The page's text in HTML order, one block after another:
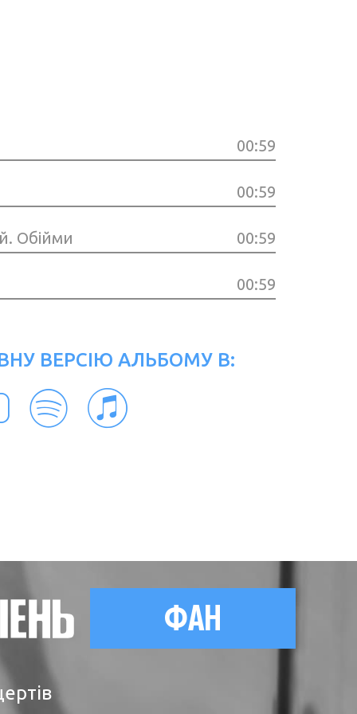
00:59
00:59
Обійми 00:59
00:59
ВЕРСІЮ АЛЬБОМУ В:
ФАН